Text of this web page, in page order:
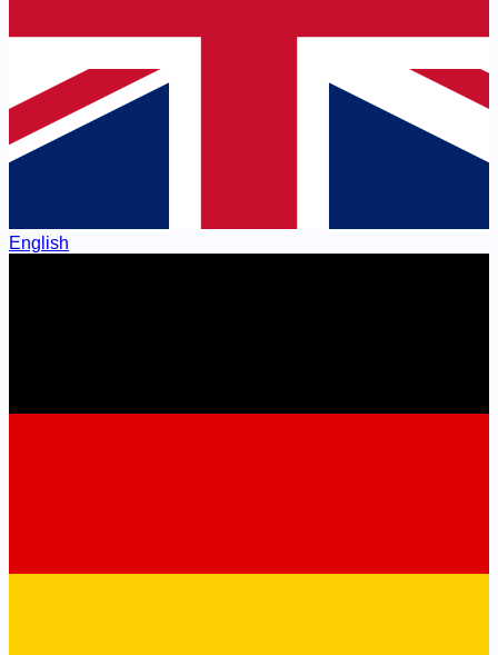
English